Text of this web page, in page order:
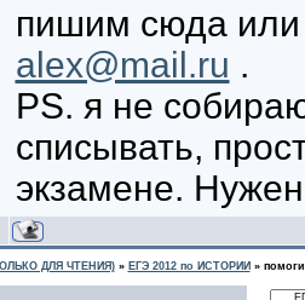
пишим сюда
alex@mail.ru .
PS. я не
списывать,
экзамене.
ДЛЯ ЧТЕНИЯ)» ЕГЭ 2012 по ИСТОРИИ »